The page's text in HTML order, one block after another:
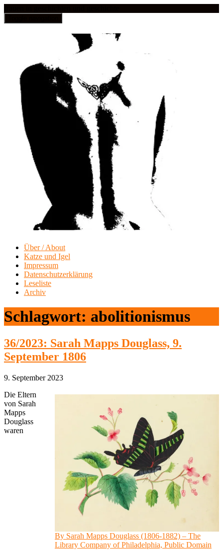
Über / About
Katze und Igel
Impressum
Datenschutzerklärung
Leseliste
Archiv
Schlagwort: abolitionismus
36/2023: Sarah Mapps Douglass, 9.
September 1806
9. September 2023
By Sarah Mapps Douglass (1806-1882) – The
Library Company of Philadelphia, Public Domain
Die Eltern
von Sarah
Mapps
Douglass
waren